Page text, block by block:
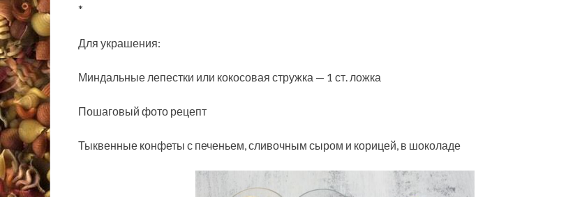
*
Для украшения:
Миндальные лепестки или кокосовая стружка — 1 ст. ложка
Пошаговый фото рецепт
Тыквенные конфеты с печеньем, сливочным сыром и корицей, в шоколаде